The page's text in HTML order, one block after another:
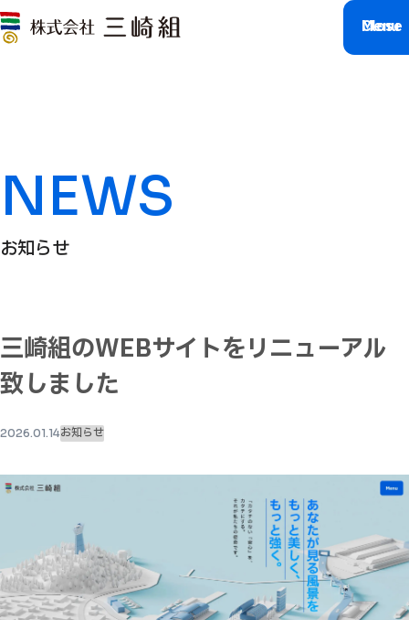
Menu
Close
NEWS
お知らせ
三崎組のWEBサイトをリニューアル
致しました
2026.01.14お知らせ